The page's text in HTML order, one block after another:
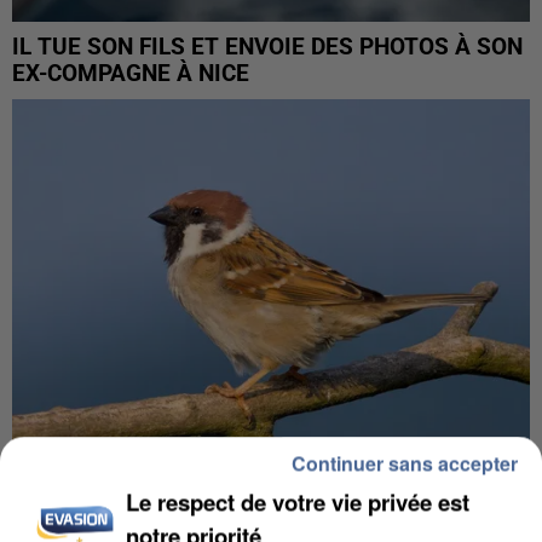
IL TUE SON FILS ET ENVOIE DES PHOTOS À SON
EX-COMPAGNE À NICE
APRÈS TOUTES CES CANICULES, LES REFUGES
Le respect de votre vie privée est
notre priorité
Continuer sans accepter